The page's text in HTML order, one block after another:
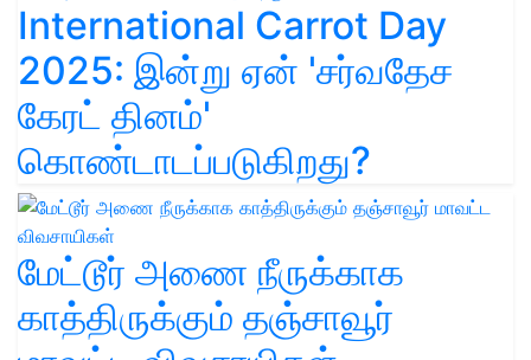
International Carrot Day
2025: இன்று ஏன் 'சர்வதேச
கேரட் தினம்'
கொண்டாடப்படுகிறது?
மேட்டூர் அணை நீருக்காக
காத்திருக்கும் தஞ்சாவூர்